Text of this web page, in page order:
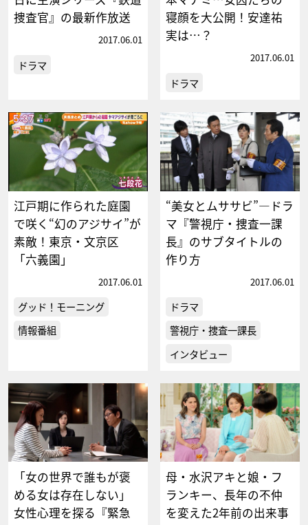
捜査官』の最新作放送
2017.06.01
ドラマ
寝顔を大公開！安達祐
実は…？
2017.06.01
ドラマ
江戸期に作られた庭園
で咲く“幻のアジサイ”が
素敵！東京・文京区
「六義園」
2017.06.01
グッド！モーニング
情報番組
“美女とムササビ”―ドラ
マ『警視庁・捜査一課
長』のサブタイトルの
作り方
2017.06.01
ドラマ
警視庁・捜査一課長
インタビュー
「女の世界で誰もが褒
める女は存在しない」
女性心理を探る『緊急
母・水沢アキと娘・フ
ランキー、長年の不仲
を変えた2年前の出来事